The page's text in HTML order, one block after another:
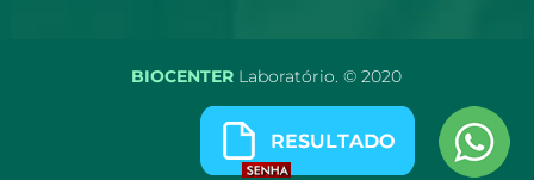
BIOCENTER Laboratório. © 2020